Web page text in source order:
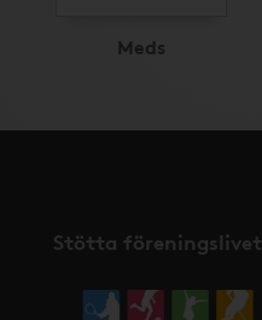
Meds
Stötta föreningslivet